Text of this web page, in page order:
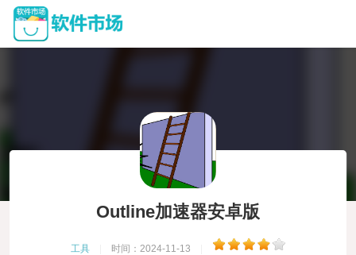
Outline加速器安卓版
工具 时间：2024-11-13